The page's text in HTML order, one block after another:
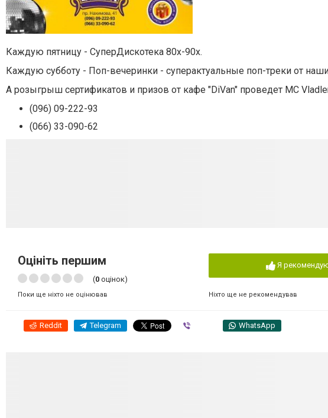
Каждую пятницу - СуперДискотека 80х-90х.
Каждую субботу - Поп-вечеринки - суперактуальные поп-треки от
А розыгрыш сертификатов и призов от кафе "DiVan" проведет МС
(096) 09-222-93
(066) 33-090-62
Оцініть першим
(0 оцінок)
Поки ще ніхто не оцінював
Я
Ніхто ще не рекомендував
Reddit Telegram WhatsApp